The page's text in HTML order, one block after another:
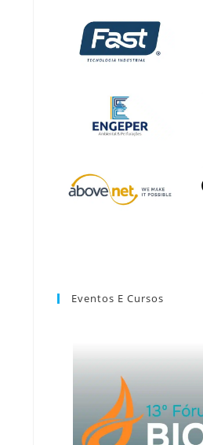
Eventos E Cursos